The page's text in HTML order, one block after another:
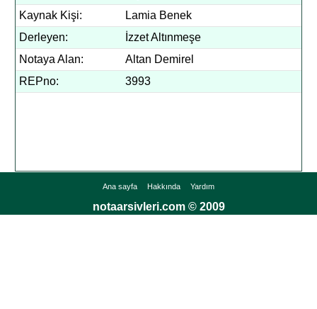
Kaynak Kişi:
Lamia Benek
Derleyen:
İzzet Altınmeşe
Notaya Alan:
Altan Demirel
REPno:
3993
Ana sayfa Hakkında Yardım
notaarsivleri.com © 2009